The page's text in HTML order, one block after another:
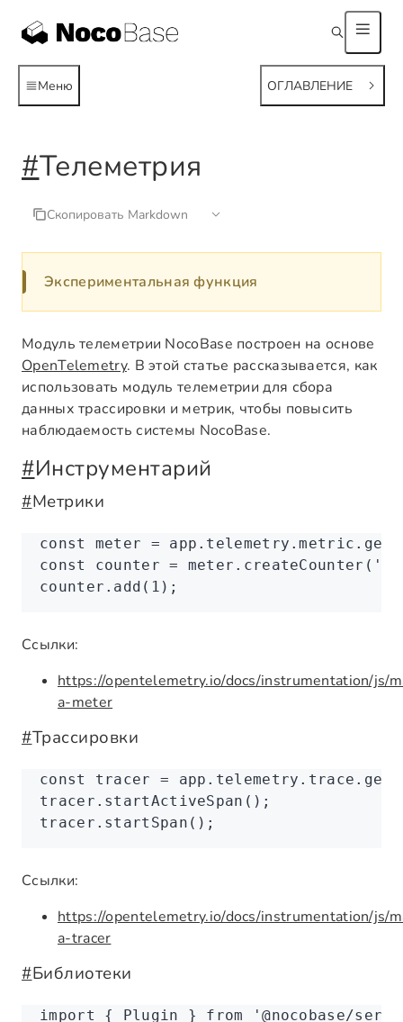
Меню ОГЛАВЛЕНИЕ
#Телеметрия
Скопировать Markdown
Экспериментальная функция
Модуль телеметрии NocoBase построен на основе
OpenTelemetry. В этой статье рассказывается, как
использовать модуль телеметрии для сбора
данных трассировки и метрик, чтобы повысить
наблюдаемость системы NocoBase.
#Инструментарий
#Метрики
const meter = app . telemetry .metric
const
counter = meter .createCounter (
counter .add ( 1 );
Ссылки:
https://opentelemetry.io/docs/instrumentation/js/
a-meter
#Трассировки
const tracer = app . telemetry . trace
tracer .startActiveSpan ();
tracer .startSpan ();
Ссылки:
https://opentelemetry.io/docs/instrumentation/js/
a-tracer
#Библиотеки
import { Plugin } from '@nocobase/